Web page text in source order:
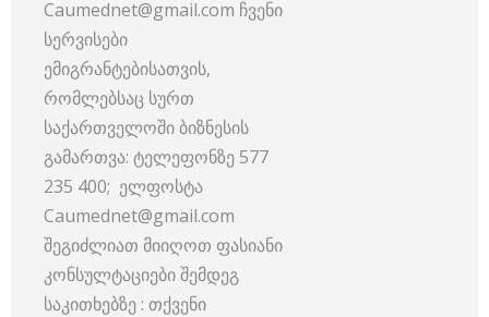
Caumednet@gmail.com ჩვენი
სერვისები
ემიგრანტებისათვის,
რომლებსაც სურთ
საქართველოში ბიზნესის
გამართვა: ტელეფონზე 577
235 400; ელფოსტა
Caumednet@gmail.com
შეგიძლიათ მიიღოთ ფასიანი
კონსულტაციები შემდეგ
საკითხებზე : თქვენი